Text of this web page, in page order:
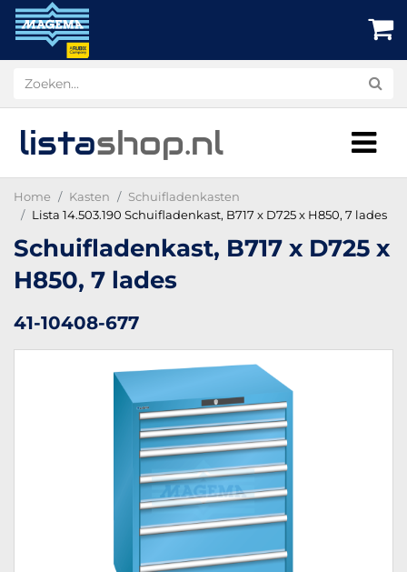
listashop.nl
Home Kasten
Schuifladenkasten
Lista 14.503.190 Schuifladenkast, B717 x D725 x H850, 7 lades
Schuifladenkast, B717 x D725 x
H850, 7 lades
41-10408-677